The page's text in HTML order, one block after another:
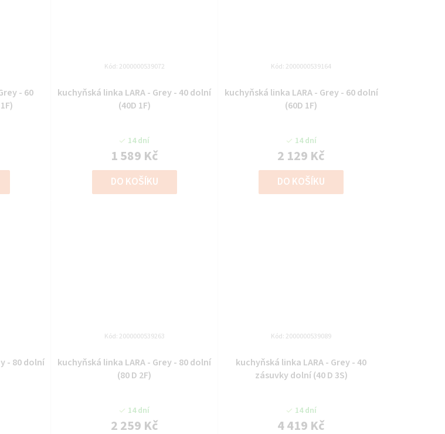
- 60
kuchyňská linka LARA - Grey - 40 dolní
(40D 1F)
14 dní
1 589 Kč
DO KOŠÍKU
Kód: 2000000539072
kuchyňská linka LARA - Grey - 60 dolní
(60D 1F)
14 dní
2 129 Kč
DO KOŠÍKU
Kód: 2000000539164
- 80 dolní
kuchyňská linka LARA - Grey - 80 dolní
(80 D 2F)
14 dní
2 259 Kč
Kód: 2000000539263
kuchyňská linka LARA - Grey - 40
zásuvky dolní (40 D 3S)
14 dní
4 419 Kč
Kód: 2000000539089